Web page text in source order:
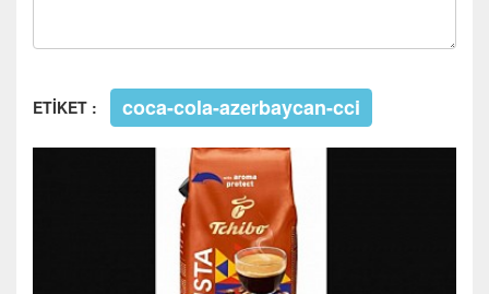
ETİKET : coca-cola-azerbaycan-cci